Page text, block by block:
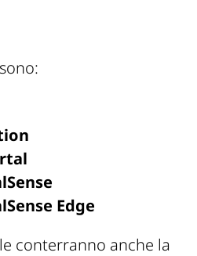
Edge
conterranno anche la